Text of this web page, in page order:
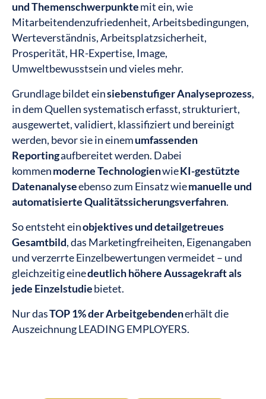
und Themenschwerpunktemit ein, wie
Mitarbeitendenzufriedenheit, Arbeitsbedingungen,
Werteverständnis, Arbeitsplatzsicherheit,
Prosperität, HR-Expertise, Image,
Umweltbewusstsein und vieles mehr.
Grundlage bildet einsiebenstufiger Analyseprozess,
in dem Quellen systematisch erfasst, strukturiert,
ausgewertet, validiert, klassifiziert und bereinigt
werden, bevor sie in einemumfassenden
Reportingaufbereitet werden. Dabei
kommenmoderne TechnologienwieKI-gestützte
Datenanalyseebenso zum Einsatz wiemanuelle und
automatisierte Qualitätssicherungsverfahren.
So entsteht einobjektives und detailgetreues
Gesamtbild, das Marketingfreiheiten, Eigenangaben
und verzerrte Einzelbewertungen vermeidet – und
gleichzeitig einedeutlich höhere Aussagekraft als
jede Einzelstudiebietet.
Nur dasTOP 1% der Arbeitgebendenerhält die
Auszeichnung LEADING EMPLOYERS.